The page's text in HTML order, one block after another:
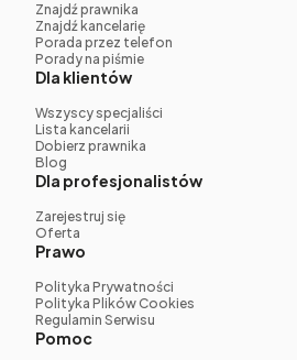
Znajdź prawnika
Znajdź kancelarię
Porada przez telefon
Porady na piśmie
Dla klientów
Wszyscy specjaliści
Lista kancelarii
Dobierz prawnika
Blog
Dla profesjonalistów
Zarejestruj się
Oferta
Prawo
Polityka Prywatności
Polityka Plików Cookies
Regulamin Serwisu
Pomoc